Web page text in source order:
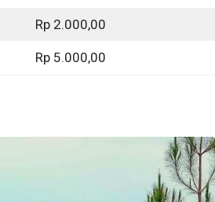
Rp 2.000,00
Rp 5.000,00